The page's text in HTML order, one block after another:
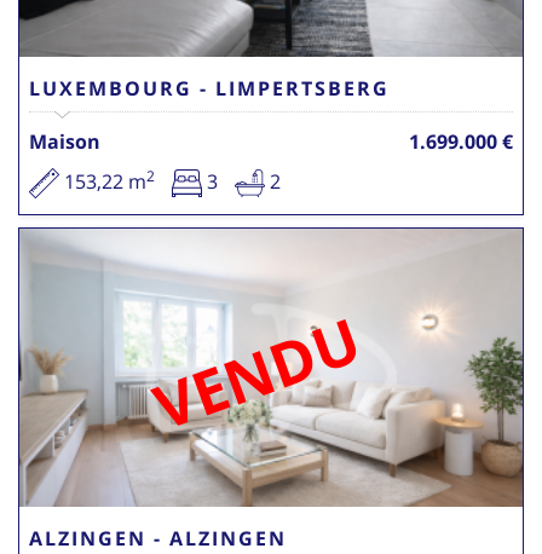
LUXEMBOURG - LIMPERTSBERG
Maison
1.699.000 €
153,22 m2 3 2
VENDU
ALZINGEN - ALZINGEN